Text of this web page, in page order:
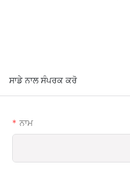
ਸਾਡੇ ਨਾਲ ਸੰਪਰਕ ਕਰੋ
ਨਾਮ